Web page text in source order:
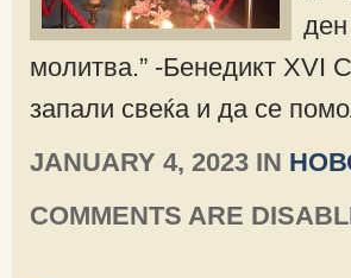
ден
молитва.” -Бенедикт XVI
запали свеќа и да се
JANUARY 4, 2023 IN
COMMENTS ARE